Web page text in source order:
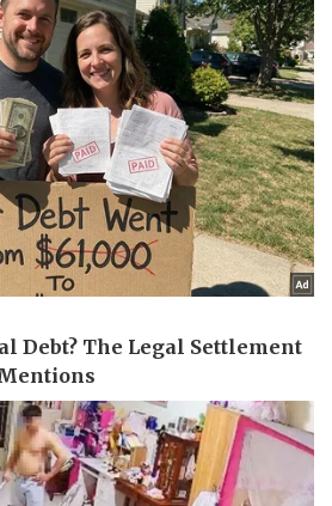
Đời sống
Nhà đẹp
Blog